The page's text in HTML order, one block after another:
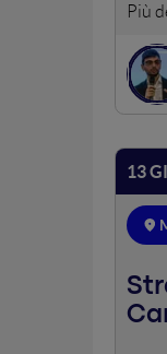
La
in
13